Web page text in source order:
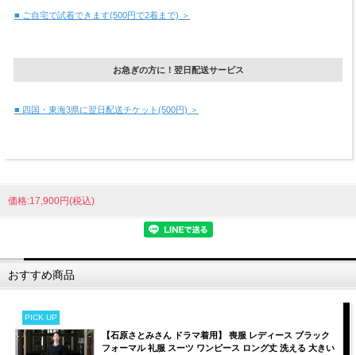
■ ご自宅で試着できます(500円で2着まで) ＞
お急ぎの方に！翌日配送サービス
■ 四国・東海3県に翌日配送チケット(500円) ＞
価格:17,900円(税込)
おすすめ商品
PICK UP
【石原さとみさん ドラマ着用】 喪服 レディース ブラック
フォーマル 礼服 スーツ ワンピース ロング丈 洗える 大きい